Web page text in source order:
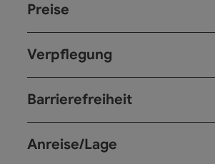
Preise
Verpflegung
Barrierefreiheit
Anreise/Lage